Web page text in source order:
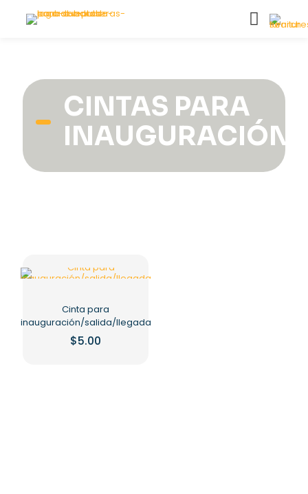
CINTAS PARA
INAUGURACIÓN
Cinta para
inauguración/salida/llegada
$5.00